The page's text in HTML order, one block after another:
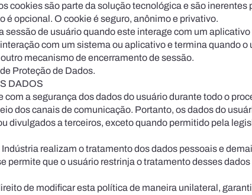
cookies são parte da solução tecnológica e são inerentes
é opcional. O cookie é seguro, anônimo e privativo.
de usuário quando este interage com um
com um sistema ou aplicativo e termina quando o
mecanismo de encerramento de sessão.
Proteção de Dados.
DADOS
a segurança dos dados do usuário durante todo o
dos canais de comunicação. Portanto, os dados do
divulgados a terceiros, exceto quando permitido pela
realizam o tratamento dos dados pessoais e
permite que o usuário restrinja o tratamento desses
de modificar esta política de maneira unilateral,